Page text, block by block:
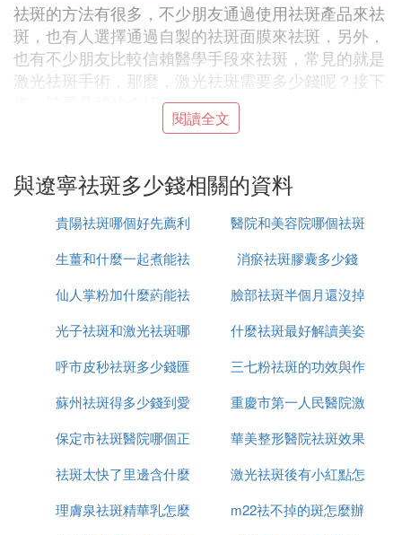
祛斑的方法有很多，不少朋友通過使用祛斑產品來祛
斑，也有人選擇通過自製的祛斑面膜來祛斑，另外，
也有不少朋友比較信賴醫學手段來祛斑，常見的就是
激光祛斑手術，那麼，激光祛斑需要多少錢呢？接下
來，請看具體的介紹。
祛斑的費用在3000-6000元左右，費用主要受以下因
1、與醫院和設備有關
在大型醫院，激光祛斑的收費要普遍高於小型醫院。
這個原因大家都是很好理解的。除此以外採用什麼樣
的激光設備來進行手術，也在一定程度上決定著激光
祛斑手術的價格。同樣是激光祛斑儀器，有的可能只
自然就會貴些。當然，一分價錢一分貨，好的激光祛
斑設備在治療效果上面會佔有更大的優勢.
色斑的程度也是決定因素之一。激光祛斑一般是分療
程的，一般每個療程3—5次。色斑程度較淺的患者或
許一個療程或者不需要一個療程，即可恢復到很好的
程度。反之，色斑較深的患者，或許要經過幾個療程
3、與患者色斑的面積大小
現如今很多醫院現在採取的方式是按面積收費，一般
閱讀全文
與遼寧祛斑多少錢相關的資料
貴陽祛斑哪個好先薦利
美康
醫院和美容院哪個祛斑
好
生薑和什麼一起煮能祛
斑
消瘀祛斑膠囊多少錢
仙人掌粉加什麼葯能祛
斑
臉部祛斑半個月還沒掉
痂怎麼辦
光子祛斑和激光祛斑哪
個更安全
什麼祛斑最好解讀美姿
爾
呼市皮秒祛斑多少錢匯
仁京美
三七粉祛斑的功效與作
用是什麼
蘇州祛斑得多少錢到愛
思特簡介
重慶市第一人民醫院激
光祛斑怎麼樣
保定市祛斑醫院哪個正
規
華美整形醫院祛斑效果
怎麼樣
祛斑太快了里邊含什麼
成分
激光祛斑後有小紅點怎
麼回事
理膚泉祛斑精華乳怎麼
m22祛不掉的斑怎麼辦